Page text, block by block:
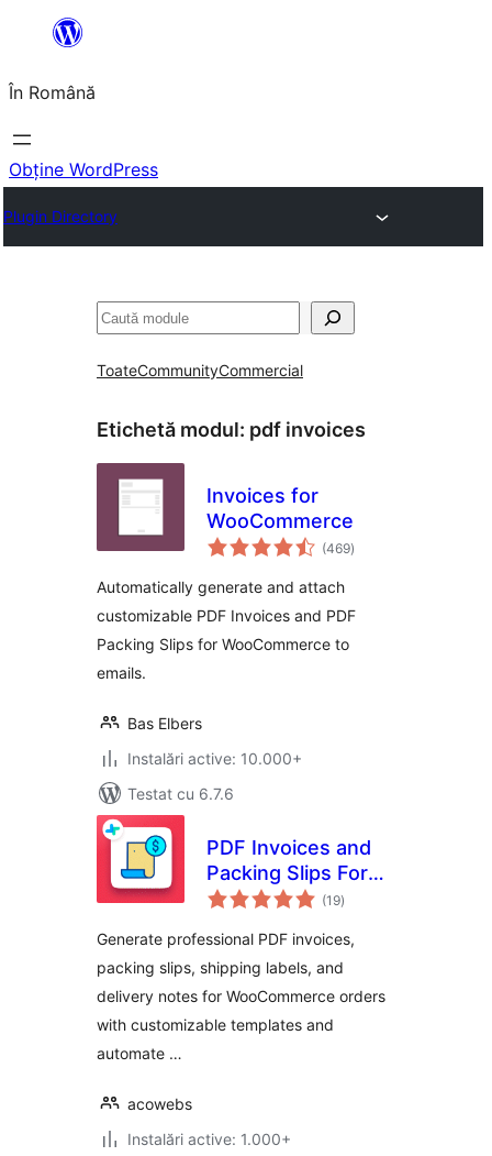
conținut
În Română
Obține WordPress
Plugin Directory
Caută
ToateCommunityCommercial
Etichetă modul: pdf invoices
Invoices for
WooCommerce
(469total
aprecieri
)
Automatically generate and attach
customizable PDF Invoices and PDF
Packing Slips for WooCommerce to
emails.
Bas Elbers
Instalări active: 10.000+
Testat cu 6.7.6
PDF Invoices and
Packing Slips For
WooCommerce
(19total
aprecieri
)
Generate professional PDF invoices,
packing slips, shipping labels, and
delivery notes for WooCommerce orders
with customizable templates and
automate …
acowebs
Instalări active: 1.000+